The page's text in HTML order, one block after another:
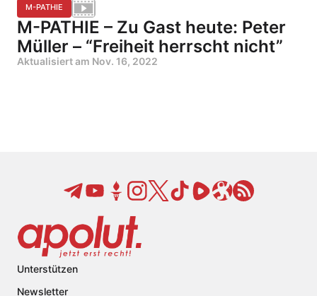
M-PATHIE
M-PATHIE – Zu Gast heute: Peter
Müller – “Freiheit herrscht nicht”
Aktualisiert am Nov. 16, 2022
Unterstützen
Newsletter